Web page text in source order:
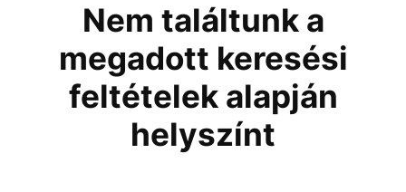
Nem találtunk a
megadott keresési
feltételek alapján
helyszínt